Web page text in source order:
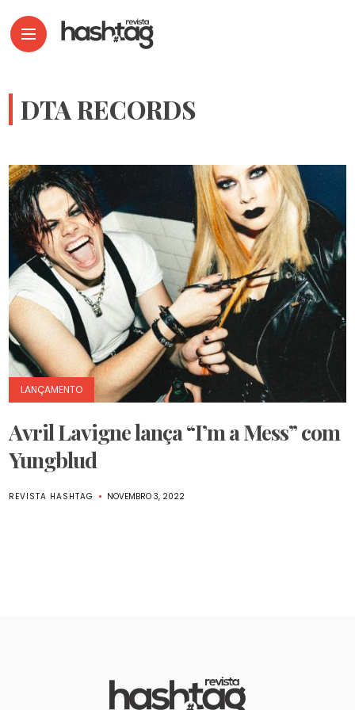
DTA RECORDS
LANÇAMENTO
Avril Lavigne lança “I’m a Mess” com
Yungblud
REVISTA HASHTAG NOVEMBRO 3, 2022